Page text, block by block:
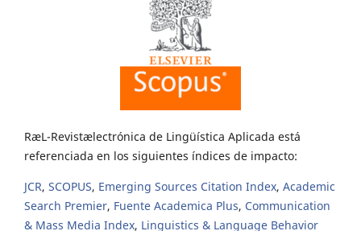
RæL-Revistælectrónica de Lingüística Aplicada está
referenciada en los siguientes índices de impacto:
JCR, SCOPUS, Emerging Sources Citation Index, Academic
Search Premier, Fuente Academica Plus, Communication
& Mass Media Index, Linguistics & Language Behavior